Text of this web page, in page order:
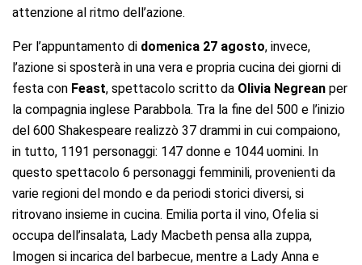
attenzione al ritmo dell’azione.
Per l’appuntamento di domenica 27 agosto, invece,
l’azione si sposterà in una vera e propria cucina dei giorni di
festa con Feast, spettacolo scritto da Olivia Negrean per
la compagnia inglese Parabbola. Tra la fine del 500 e l’inizio
del 600 Shakespeare realizzò 37 drammi in cui compaiono,
in tutto, 1191 personaggi: 147 donne e 1044 uomini. In
questo spettacolo 6 personaggi femminili, provenienti da
varie regioni del mondo e da periodi storici diversi, si
ritrovano insieme in cucina. Emilia porta il vino, Ofelia si
occupa dell’insalata, Lady Macbeth pensa alla zuppa,
Imogen si incarica del barbecue, mentre a Lady Anna e